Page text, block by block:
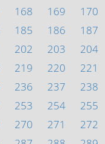
168 169 170
185 186 187
202 203 204
219 220 221
236 237 238
253 254 255
270 271 272